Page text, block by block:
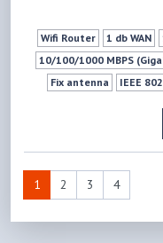
Wifi Router 1 db WAN
10/100/1000 MBPS
Fix antenna
IEEE
1 2 3 4